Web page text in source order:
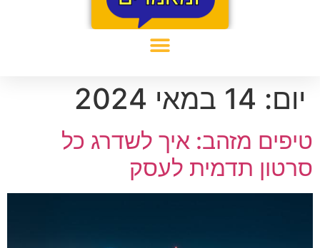
יום: 14 במאי 2024
טיפים מזהב: איך לשדרג כל
סרטון תדמית לעסק